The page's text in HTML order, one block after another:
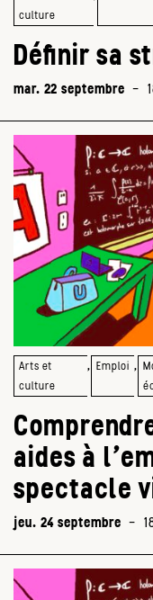
culture
Définir sa
mar. 22 septembre -
Arts et
culture
, Emploi ,
aides à
spectacle
jeu. 24 septembre -